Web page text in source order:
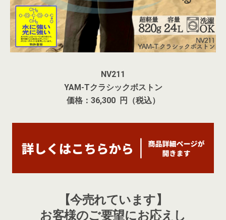
NV211
YAM-Tクラシックボストン
価格：36,300 円（税込）
【今売れています】
お客様のご要望にお応えし